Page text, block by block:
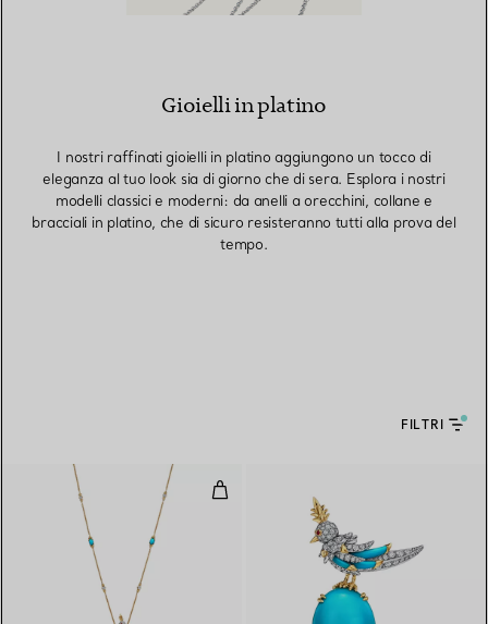
Gioielli in platino
I nostri raffinati gioielli in platino aggiungono un tocco di
eleganza al tuo look sia di giorno che di sera. Esplora i nostri
modelli classici e moderni: da anelli a orecchini, collane e
bracciali in platino, che di sicuro resisteranno tutti alla prova del
tempo.
FILTRI
Pendente in oro giallo e platino